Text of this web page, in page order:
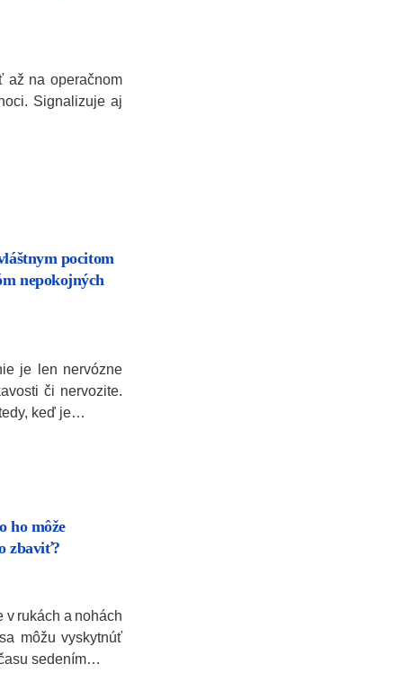
až na operačnom
Signalizuje aj
pocitom
nepokojných
je len nervózne
či nervozite.
keď je…
ho môže
zbaviť?
rukách a nohách
môžu vyskytnúť
sedením…